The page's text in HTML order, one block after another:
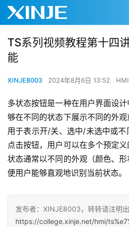
00:00 / 09:23
TS系列视频教程第十四
能
XINJE8003 2024年8月6日 13:52 HMI
多状态按钮是一种在用户界面设
够在不同的状态下展示不同的外
用于表示开/关、选中/未选中或
点击按钮，用户可以在多个预定
状态通常以不同的外观（颜色、
便用户能够直观地识别当前状态。
发布者：XINJE8003，转转请注明出
https://college.xinje.net/hmi/